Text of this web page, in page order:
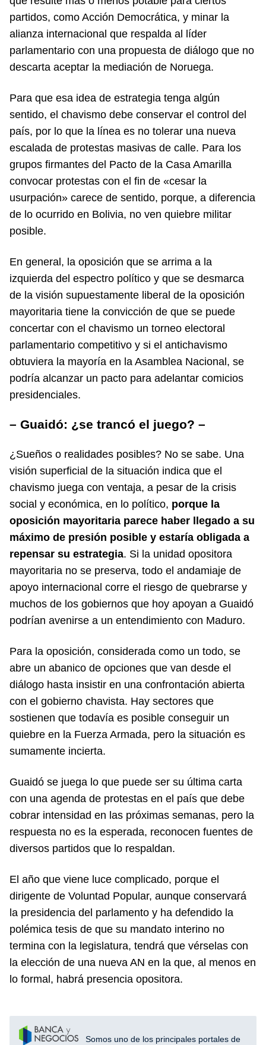
partidos, como Acción Democrática, y minar la
alianza internacional que respalda al líder
parlamentario con una propuesta de diálogo que no
descarta aceptar la mediación de Noruega.
Para que esa idea de estrategia tenga algún
sentido, el chavismo debe conservar el control del
país, por lo que la línea es no tolerar una nueva
escalada de protestas masivas de calle. Para los
grupos firmantes del Pacto de la Casa Amarilla
convocar protestas con el fin de «cesar la
usurpación» carece de sentido, porque, a diferencia
de lo ocurrido en Bolivia, no ven quiebre militar
posible.
En general, la oposición que se arrima a la
izquierda del espectro político y que se desmarca
de la visión supuestamente liberal de la oposición
mayoritaria tiene la convicción de que se puede
concertar con el chavismo un torneo electoral
parlamentario competitivo y si el antichavismo
obtuviera la mayoría en la Asamblea Nacional, se
podría alcanzar un pacto para adelantar comicios
presidenciales.
– Guaidó: ¿se trancó el juego? –
¿Sueños o realidades posibles? No se sabe. Una
visión superficial de la situación indica que el
chavismo juega con ventaja, a pesar de la crisis
social y económica, en lo político, porque la
oposición mayoritaria parece haber llegado a su
máximo de presión posible y estaría obligada a
repensar su estrategia. Si la unidad opositora
mayoritaria no se preserva, todo el andamiaje de
apoyo internacional corre el riesgo de quebrarse y
muchos de los gobiernos que hoy apoyan a Guaidó
podrían avenirse a un entendimiento con Maduro.
Para la oposición, considerada como un todo, se
abre un abanico de opciones que van desde el
diálogo hasta insistir en una confrontación abierta
con el gobierno chavista. Hay sectores que
sostienen que todavía es posible conseguir un
quiebre en la Fuerza Armada, pero la situación es
sumamente incierta.
Guaidó se juega lo que puede ser su última carta
con una agenda de protestas en el país que debe
cobrar intensidad en las próximas semanas, pero la
respuesta no es la esperada, reconocen fuentes de
diversos partidos que lo respaldan.
El año que viene luce complicado, porque el
dirigente de Voluntad Popular, aunque conservará
la presidencia del parlamento y ha defendido la
polémica tesis de que su mandato interino no
termina con la legislatura, tendrá que vérselas con
la elección de una nueva AN en la que, al menos en
lo formal, habrá presencia opositora.
Somos uno de los principales portales de